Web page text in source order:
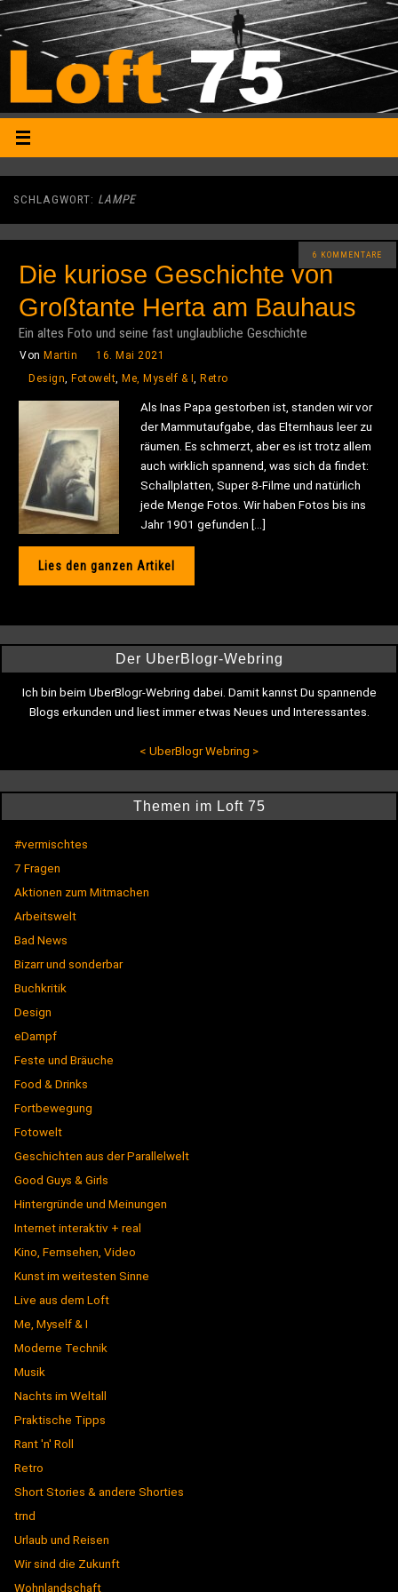
SCHLAGWORT: LAMPE
6 KOMMENTARE
Die kuriose Geschichte von
Großtante Herta am Bauhaus
Ein altes Foto und seine fast unglaubliche Geschichte
Von Martin
16. Mai 2021
Design, Fotowelt, Me, Myself & I, Retro
Als Inas Papa gestorben ist, standen wir vor
der Mammutaufgabe, das Elternhaus leer zu
räumen. Es schmerzt, aber es ist trotz allem
auch wirklich spannend, was sich da findet:
Schallplatten, Super 8-Filme und natürlich
jede Menge Fotos. Wir haben Fotos bis ins
Jahr 1901 gefunden […]
Lies den ganzen Artikel
Der UberBlogr-Webring
Ich bin beim UberBlogr-Webring dabei. Damit kannst Du spannende
Blogs erkunden und liest immer etwas Neues und Interessantes.
< UberBlogr Webring >
Themen im Loft 75
#vermischtes
7 Fragen
Aktionen zum Mitmachen
Arbeitswelt
Bad News
Bizarr und sonderbar
Buchkritik
Design
eDampf
Feste und Bräuche
Food & Drinks
Fortbewegung
Fotowelt
Geschichten aus der Parallelwelt
Good Guys & Girls
Hintergründe und Meinungen
Internet interaktiv + real
Kino, Fernsehen, Video
Kunst im weitesten Sinne
Live aus dem Loft
Me, Myself & I
Moderne Technik
Musik
Nachts im Weltall
Praktische Tipps
Rant 'n' Roll
Retro
Short Stories & andere Shorties
trnd
Urlaub und Reisen
Wir sind die Zukunft
Wohnlandschaft